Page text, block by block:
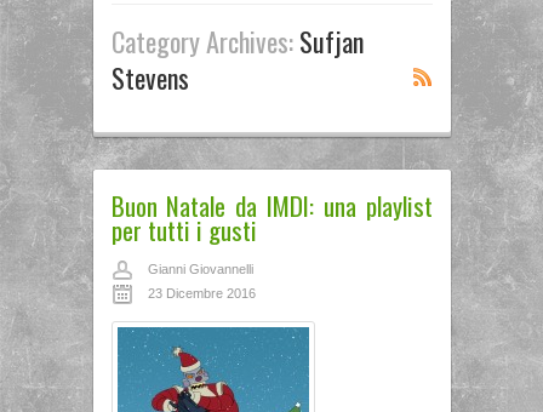
Category Archives:Sufjan
Stevens
Buon Natale da IMDI: una playlist
per tutti i gusti
Gianni Giovannelli
23 Dicembre 2016